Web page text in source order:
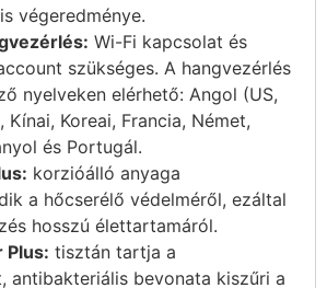
végeredménye.
Wi-Fi kapcsolat és
szükséges. A hangvezérlés
nyelveken elérhető: Angol (US,
Kínai, Koreai, Francia, Német,
és Portugál.
korzióálló anyaga
a hőcserélő védelméről, ezáltal
hosszú élettartamáról.
Plus: tisztán tartja a
antibakteriális bevonata kiszűri a